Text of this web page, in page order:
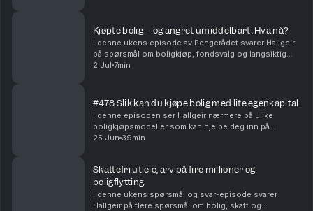
Kjøpte bolig – og angret umiddelbart. Hva nå?
I denne ukens episode av Pengerådet svarer Hallgeir
på spørsmål om boligkjøp, fondsvalg og langsiktig
sparing. Du får blant annet høre om: • Hva du bør gjøre
2 Jul 7min
#478 Slik kan du kjøpe bolig med lite egenkapital
I denne episoden ser Hallgeir nærmere på ulike
boligkjøpsmodeller som kan hjelpe deg inn på
boligmarkedet selv om egenkapitalen er liten – eller
25 Jun 39min
Skattefri utleie, arv på fire millioner og
boligflytting
I denne ukens spørsmål og svar-episode svarer
Hallgeir på flere spørsmål om bolig, skatt og